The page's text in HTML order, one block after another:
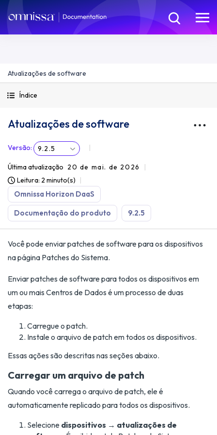
Atualizações de software
Índice
Atualizações de software
Versão: 9.2.5
Última atualização 20 de mai. de 2026
Leitura: 2 minuto(s)
Omnissa Horizon DaaS
Documentação do produto 9.2.5
Você pode enviar patches de software para os dispositivos
na página Patches do Sistema.
Enviar patches de software para todos os dispositivos em
um ou mais Centros de Dados é um processo de duas
etapas:
Carregue o patch.
Instale o arquivo de patch em todos os dispositivos.
Essas ações são descritas nas seções abaixo.
Carregar um arquivo de patch
Quando você carrega o arquivo de patch, ele é
automaticamente replicado para todos os dispositivos.
Selecione dispositivos → atualizações de